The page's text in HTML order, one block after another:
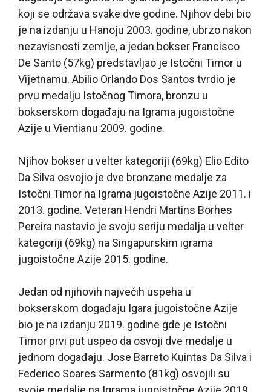
koji se održava svake dve godine. Njihov debi bio
je na izdanju u Hanoju 2003. godine, ubrzo nakon
nezavisnosti zemlje, a jedan bokser Francisco
De Santo (57kg) predstavljao je Istočni Timor u
Vijetnamu. Abilio Orlando Dos Santos tvrdio je
prvu medalju Istočnog Timora, bronzu u
bokserskom događaju na Igrama jugoistočne
Azije u Vientianu 2009. godine.
Njihov bokser u velter kategoriji (69kg) Elio Edito
Da Silva osvojio je dve bronzane medalje za
Istočni Timor na Igrama jugoistočne Azije 2011. i
2013. godine. Veteran Hendri Martins Borhes
Pereira nastavio je svoju seriju medalja u velter
kategoriji (69kg) na Singapurskim igrama
jugoistočne Azije 2015. godine.
Jedan od njihovih najvećih uspeha u
bokserskom događaju Igara jugoistočne Azije
bio je na izdanju 2019. godine gde je Istočni
Timor prvi put uspeo da osvoji dve medalje u
jednom događaju. Jose Barreto Kuintas Da Silva i
Federico Soares Sarmento (81kg) osvojili su